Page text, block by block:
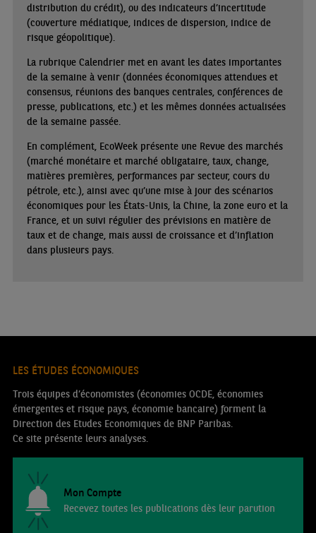
distribution du crédit), ou des indicateurs d’incertitude
(couverture médiatique, indices de dispersion, indice de
risque géopolitique).
La rubrique Calendrier met en avant les dates importantes
de la semaine à venir (données économiques attendues et
consensus, réunions des banques centrales, conférences de
presse, publications, etc.) et les mêmes données actualisées
de la semaine passée.
En complément, EcoWeek présente une Revue des marchés
(marché monétaire et marché obligataire, taux, change,
matières premières, performances par secteur, cours du
pétrole, etc.), ainsi avec qu’une mise à jour des scénarios
économiques pour les États-Unis, la Chine, la zone euro et la
France, et un suivi régulier des prévisions en matière de
taux et de change, mais aussi de croissance et d’inflation
dans plusieurs pays.
LES ÉTUDES ÉCONOMIQUES
Trois équipes d’économistes (économies OCDE, économies
émergentes et risque pays, économie bancaire) forment la
Direction des Etudes Economiques de BNP Paribas.
Ce site présente leurs analyses.
Mon Compte
Recevez toutes les publications dès leur parution